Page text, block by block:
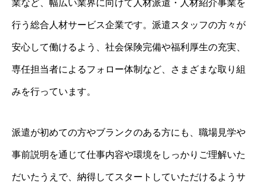
業など、幅広い業界に向けて人材派遣・人材紹介事業を
行う総合人材サービス企業です。派遣スタッフの方々が
安心して働けるよう、社会保険完備や福利厚生の充実、
専任担当者によるフォロー体制など、さまざまな取り組
みを行っています。
派遣が初めての方やブランクのある方にも、職場見学や
事前説明を通じて仕事内容や環境をしっかりご理解いた
だいたうえで、納得してスタートしていただけるようサ